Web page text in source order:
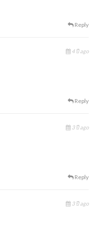
Reply
4 ปี ago
Reply
3 ปี ago
Reply
3 ปี ago